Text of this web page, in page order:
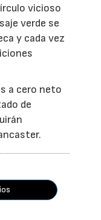
vicioso
verde se
y cada vez
a cero neto
de